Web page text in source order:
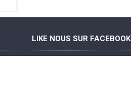
LIKE NOUS SUR FACEBOOK